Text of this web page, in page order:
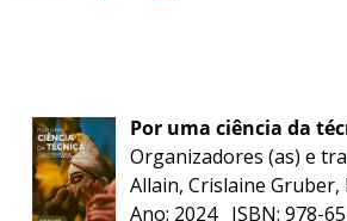
Por uma ciência da
Organizadores (as) e
Allain, Crislaine
Ano: 2024 ISBN: 978-